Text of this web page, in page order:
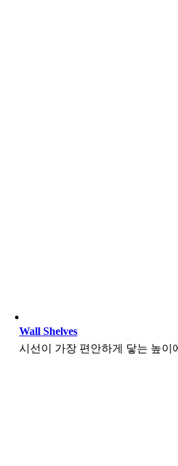
Wall Shelves
시선이 가장 편안하게 닿는 높이